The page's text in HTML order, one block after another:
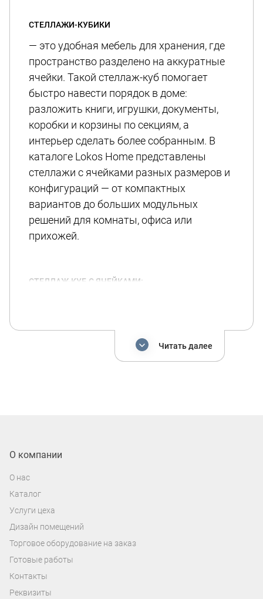
СТЕЛЛАЖИ-КУБИКИ
— это удобная мебель для хранения, где
пространство разделено на аккуратные
ячейки. Такой стеллаж-куб помогает
быстро навести порядок в доме:
разложить книги, игрушки, документы,
коробки и корзины по секциям, а
интерьер сделать более собранным. В
каталоге Lokos Home представлены
стеллажи с ячейками разных размеров и
конфигураций — от компактных
вариантов до больших модульных
решений для комнаты, офиса или
прихожей.
СТЕЛЛАЖ-КУБ С ЯЧЕЙКАМИ:
ячейками — логичная организация
вещей. Каждая секция работает как
также помогают рационально
небольшой комнате. В зависимости от
задачи выбирают стеллажи 2×2, 3×3, 4×4
и другие варианты по количеству секций.
МОДУЛЬНЫЕ СТЕЛЛАЖИ-КУБЫ:
Если нужно гибкое решение, выбирайте
Читать далее
О компании
О нас
Каталог
Услуги цеха
Дизайн помещений
Торговое оборудование на заказ
Готовые работы
Контакты
Реквизиты